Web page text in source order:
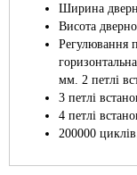
Ширина
Висота
Регулювання
мм. 2 петлі
3 петлі
4 петлі
200000 циклів.